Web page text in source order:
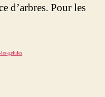
d’arbres. Pour les
gelules